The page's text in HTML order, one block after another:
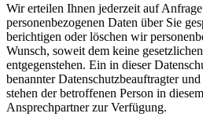
Wir erteilen Ihnen jederzeit auf
personenbezogenen Daten über Sie
berichtigen oder löschen wir
Wunsch, soweit dem keine
entgegenstehen. Ein in dieser
benannter Datenschutzbeauftragter
stehen der betroffenen Person in
Ansprechpartner zur Verfügung.